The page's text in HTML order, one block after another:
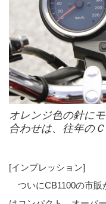
オレンジ色の針に
合わせは、往年の
[インプレッション]
ついにCB1100の市販